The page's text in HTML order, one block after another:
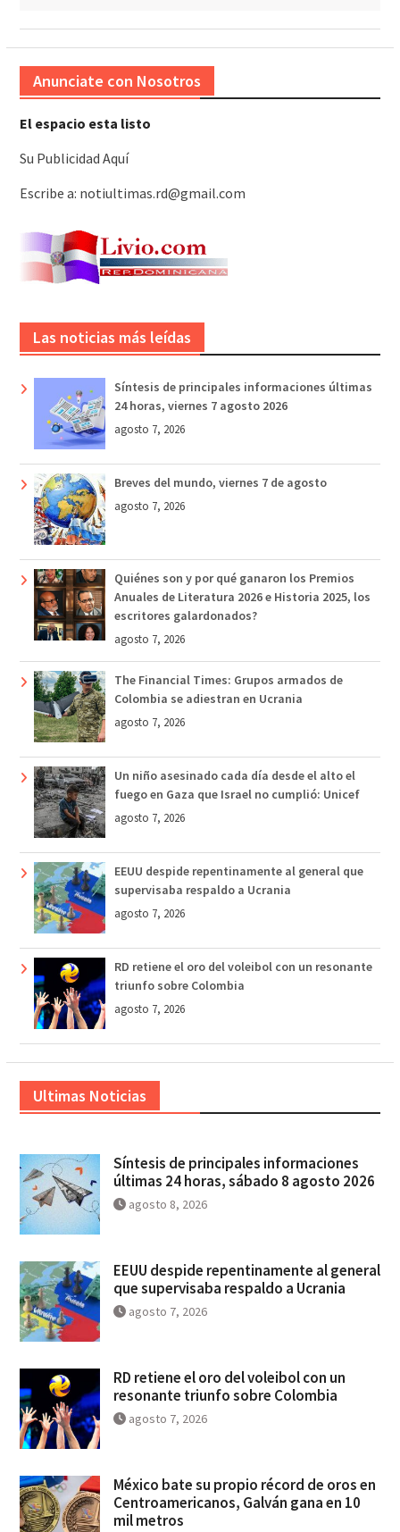
Anunciate con Nosotros
El espacio esta listo
Su Publicidad Aquí
Escribe a: notiultimas.rd@gmail.com
Las noticias más leídas
Síntesis de principales informaciones últimas
24 horas, viernes 7 agosto 2026
agosto 7, 2026
Breves del mundo, viernes 7 de agosto
agosto 7, 2026
Quiénes son y por qué ganaron los Premios
Anuales de Literatura 2026 e Historia 2025, los
escritores galardonados?
agosto 7, 2026
The Financial Times: Grupos armados de
Colombia se adiestran en Ucrania
agosto 7, 2026
Un niño asesinado cada día desde el alto el
fuego en Gaza que Israel no cumplió: Unicef
agosto 7, 2026
EEUU despide repentinamente al general que
supervisaba respaldo a Ucrania
agosto 7, 2026
RD retiene el oro del voleibol con un resonante
triunfo sobre Colombia
agosto 7, 2026
Ultimas Noticias
Síntesis de principales informaciones
últimas 24 horas, sábado 8 agosto 2026
agosto 8, 2026
EEUU despide repentinamente al general
que supervisaba respaldo a Ucrania
agosto 7, 2026
RD retiene el oro del voleibol con un
resonante triunfo sobre Colombia
agosto 7, 2026
México bate su propio récord de oros en
Centroamericanos, Galván gana en 10
mil metros